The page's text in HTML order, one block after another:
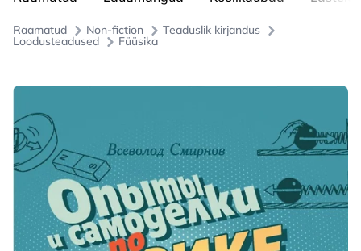
Raamatud Non-fiction Teaduslik kirjandus
Loodusteadused Füüsika